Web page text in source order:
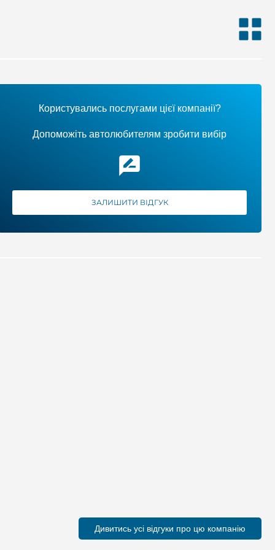
Користувались послугами цієї компанії?
Допоможіть автолюбителям зробити вибір
ЗАЛИШИТИ ВІДГУК
Дивитись усі відгуки про цю компанію